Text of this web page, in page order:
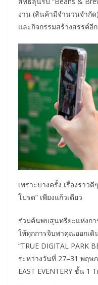
งาน (สินค้ามีจำนวนจำกั
และกิจกรรมสร้างสรรค์อี
เพราะบางครั้ง เรื่องราว
โปรด” เพียงแก้วเดียว
ร่วมค้นพบสุนทรียะแห่งก
ให้ทุกการจิบพาคุณออกเดิ
“TRUE DIGITAL PARK
ระหว่างวันที่ 27–31 พฤษ
EAST EVENTERY ชั้น 1